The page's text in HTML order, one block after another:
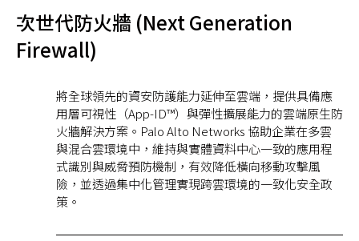
次世代防火牆 (Next Generation
Firewall)
將全球領先的資安防護能力延伸至雲端，提供具備應
用層可視性（App-ID™）與彈性擴展能力的雲端原生防
火牆解決方案。Palo Alto Networks 協助企業在多雲
與混合雲環境中，維持與實體資料中心一致的應用程
式識別與威脅預防機制，有效降低橫向移動攻擊風
險，並透過集中化管理實現跨雲環境的一致化安全政
策。